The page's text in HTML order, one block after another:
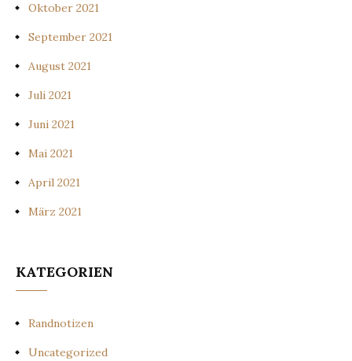
Oktober 2021
September 2021
August 2021
Juli 2021
Juni 2021
Mai 2021
April 2021
März 2021
KATEGORIEN
Randnotizen
Uncategorized